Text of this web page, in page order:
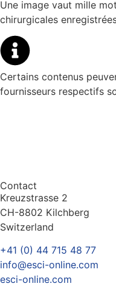
Une image vaut mille
chirurgicales
Certains contenus
fournisseurs respectifs
Contact
Kreuzstrasse 2
CH-8802 Kilchberg
Switzerland
+41 (0) 44 715 48 77
info@esci-online.com
esci-online.com